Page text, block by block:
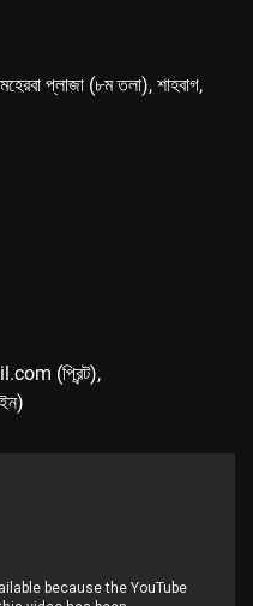
প্লাজা (৮ম তলা), শাহবাগ,
(প্রিন্ট),